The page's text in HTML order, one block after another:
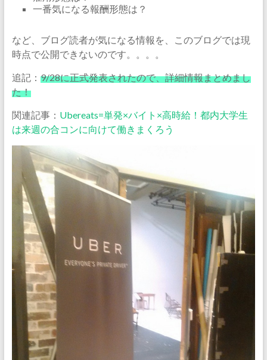
一番気になる報酬形態は？
など、ブログ読者が気になる情報を、このブログでは現
時点で公開できないのです。。。。
追記： 9/28に正式発表されたので、詳細情報まとめまし
た！
関連記事： Ubereats=単発×バイト×高時給！都内大学生
は来週の合コンに向けて働きまくろう